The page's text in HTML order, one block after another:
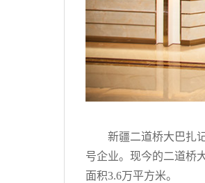
新疆二道桥大巴扎
号企业。现今的二道桥
面积3.6万平方米。